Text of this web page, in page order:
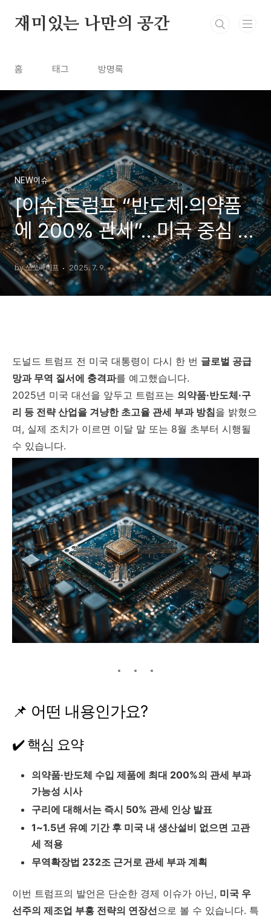
재미있는 나만의 공간
홈 태그 방명록
NEW이슈
[이슈]트럼프 “반도체·의약품
에 200% 관세”…미국 중심 제
조 압박 본격화
by 쏘쏘라이프 2025. 7. 9.
도널드 트럼프 전 미국 대통령이 다시 한 번 글로벌 공급
망과 무역 질서에 충격파를 예고했습니다.
2025년 미국 대선을 앞두고 트럼프는 의약품·반도체·구
리 등 전략 산업을 겨냥한 초고율 관세 부과 방침을 밝혔으
며, 실제 조치가 이르면 이달 말 또는 8월 초부터 시행될
수 있습니다.
📌 어떤 내용인가요?
✔️ 핵심 요약
의약품·반도체 수입 제품에 최대 200%의 관세 부과
가능성 시사
구리에 대해서는 즉시 50% 관세 인상 발표
1~1.5년 유예 기간 후 미국 내 생산설비 없으면 고관
세 적용
무역확장법 232조 근거로 관세 부과 계획
이번 트럼프의 발언은 단순한 경제 이슈가 아닌, 미국 우
선주의 제조업 부흥 전략의 연장선으로 볼 수 있습니다. 특